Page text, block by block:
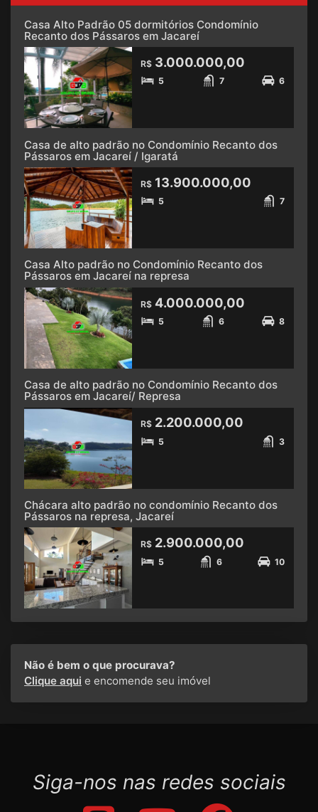
Casa Alto Padrão 05 dormitórios Condomínio
Recanto dos Pássaros em Jacareí
R$ 3.000.000,00
5 7 6
Casa de alto padrão no Condomínio Recanto dos
Pássaros em Jacareí / Igaratá
R$ 13.900.000,00
5 7
Casa Alto padrão no Condomínio Recanto dos
Pássaros em Jacareí na represa
R$ 4.000.000,00
5 6 8
Casa de alto padrão no Condomínio Recanto dos
Pássaros em Jacareí/ Represa
R$ 2.200.000,00
5 3
Chácara alto padrão no condomínio Recanto dos
Pássaros na represa, Jacareí
R$ 2.900.000,00
5 6 10
Não é bem o que procurava?
Clique aqui e encomende seu imóvel
Siga-nos nas redes sociais